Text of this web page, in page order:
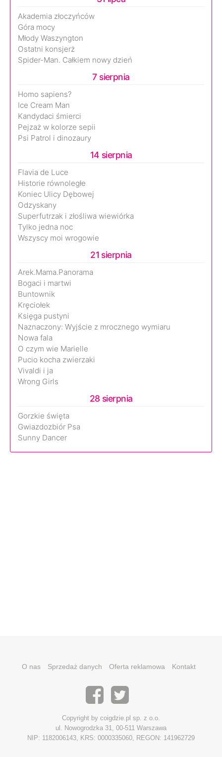
Akademia złoczyńców
Góra mocy
Młody Waszyngton
Ostatni konsjerż
Spider-Man. Całkiem nowy dzień
7 sierpnia
Homo sapiens?
Ice Cream Man
Kandydaci śmierci
Pejzaż w kolorze sepii
Psi Patrol i dinozaury
14 sierpnia
Flavia de Luce
Historie równoległe
Koniec Ulicy Dębowej
Odzyskany
Superfutrzak i złośliwa wiewiórka
Tylko jedna noc
Wszyscy moi wrogowie
21 sierpnia
Arek.Mama.Panorama
Bogaci i martwi
Buntownik
Kręciołek
Księga pustyni
Naznaczony: Wyjście z mrocznego wymiaru
Nowa fala
O czym wie Marielle
Pucio kocha zwierzaki
Vivaldi i ja
Wrong Girls
28 sierpnia
Gorzkie święta
Gwiazdozbiór Psa
Sunny Dancer
O nas Sprzedaż danych Oferta reklamowa Kontakt
Copyright by coigdzie.pl sp. z o.o.
ul. Nowogrodzka 31, 00-511 Warszawa
NIP: 1182006143, KRS: 0000335060, REGON: 141962729